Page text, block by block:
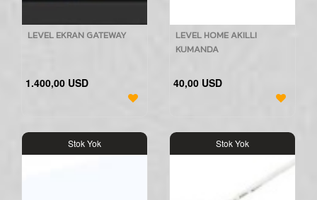
LEVEL EKRAN GATEWAY
1.400,00 USD
LEVEL HOME AKILLI
KUMANDA
40,00 USD
Stok Yok Stok Yok